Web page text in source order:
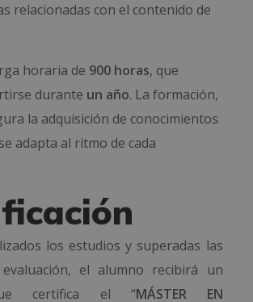
relacionadas con el contenido de
horaria de 900 horas, que
durante un año. La formación,
la adquisición de conocimientos
adapta al ritmo de cada
los estudios y superadas las
el alumno recibirá un
certifica el “MÁSTER EN